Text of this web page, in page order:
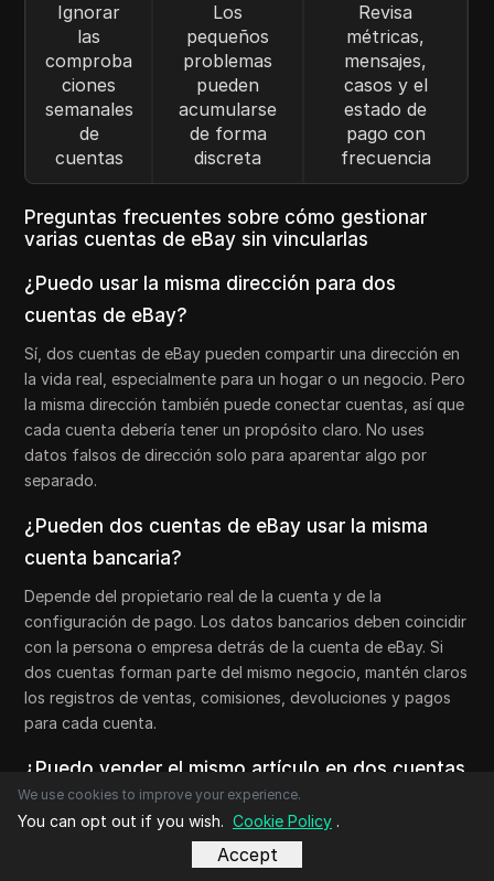
Ignorar
las
comproba
ciones
semanales
de
cuentas
Los
pequeños
problemas
pueden
acumularse
de forma
discreta
Revisa
métricas,
mensajes,
casos y el
estado de
pago con
frecuencia
Preguntas frecuentes sobre cómo gestionar
varias cuentas de eBay sin vincularlas
¿Puedo usar la misma dirección para dos
cuentas de eBay?
Sí, dos cuentas de eBay pueden compartir una dirección en
la vida real, especialmente para un hogar o un negocio. Pero
la misma dirección también puede conectar cuentas, así que
cada cuenta debería tener un propósito claro. No uses
datos falsos de dirección solo para aparentar algo por
separado.
¿Pueden dos cuentas de eBay usar la misma
cuenta bancaria?
Depende del propietario real de la cuenta y de la
configuración de pago. Los datos bancarios deben coincidir
con la persona o empresa detrás de la cuenta de eBay. Si
dos cuentas forman parte del mismo negocio, mantén claros
los registros de ventas, comisiones, devoluciones y pagos
para cada cuenta.
¿Puedo vender el mismo artículo en dos cuentas
diferentes de eBay?
Puede ser arriesgado si los anuncios son casi iguales. El
mismo SKU, las mismas fotos, el mismo stock y la misma
We use cookies to improve your experience.
You can opt out if you wish. Cookie Policy .
Accept